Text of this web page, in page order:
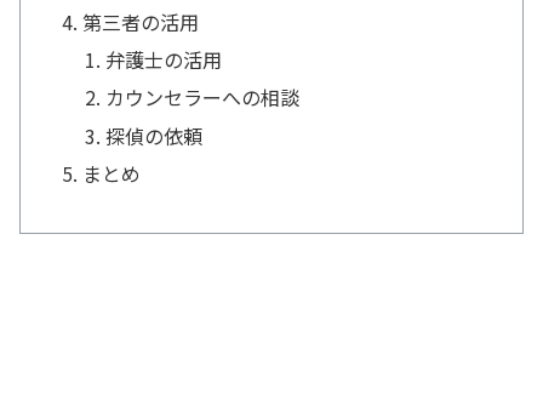
第三者の活用
弁護士の活用
カウンセラーへの相談
探偵の依頼
まとめ